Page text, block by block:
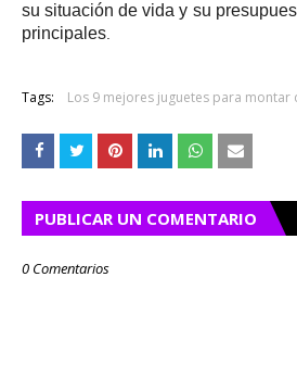
su situación de vida y su
principales
Tags: Los 9 mejores juguetes para montar
PUBLICAR UN COMENTARIO
0 Comentarios